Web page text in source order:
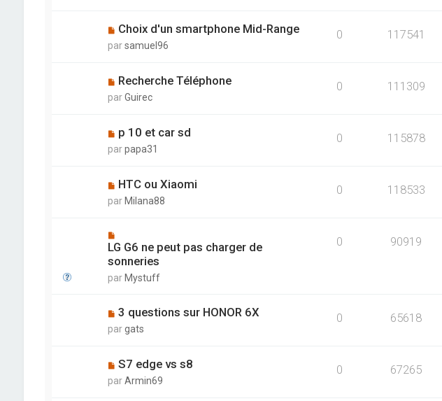
Choix d'un smartphone Mid-Range
parsamuel96
0 117541
Recherche Téléphone
parGuirec
0 111309
p 10 et car sd
parpapa31
0 115878
HTC ou Xiaomi
par Milana88
0 118533
LG G6 ne peut pas charger de
sonneries
par Mystuff
0 90919
3 questions sur HONOR 6X
pargats
0 65618
S7 edge vs s8
parArmin69
0 67265